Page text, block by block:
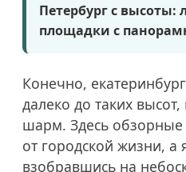
Петербург с
площадки с
Конечно,
далеко до таких
шарм. Здесь
от городской жизни, а
взобравшись на